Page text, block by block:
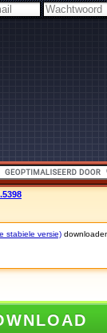
stabiele versie)